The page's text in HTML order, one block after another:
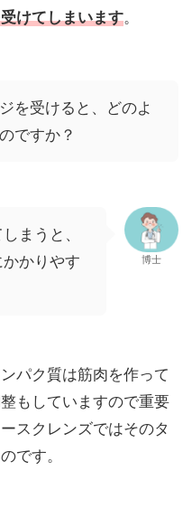
けてしまいます。
を受けると、どのよ
ですか？
まうと、
かりやす
博士
パク質は筋肉を作って
もしていますので重要
スクレンズではそのタ
です。